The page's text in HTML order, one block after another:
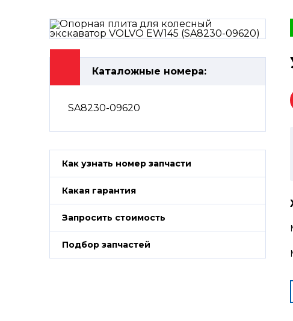
Каталожные номера:
SA8230-09620
Как узнать номер запчасти
Какая гарантия
Запросить стоимость
Подбор запчастей